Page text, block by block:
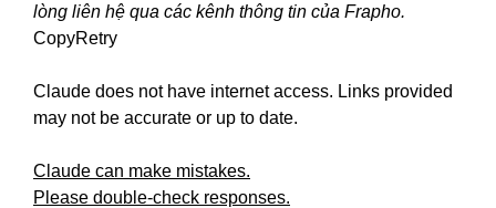
lòng liên hệ qua các kênh thông tin của Frapho.
CopyRetry
Claude does not have internet access. Links provided
may not be accurate or up to date.
Claude can make mistakes.
Please double-check responses.